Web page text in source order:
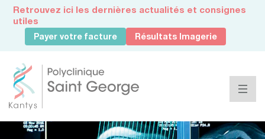
Retrouvez ici les dernières actualités et consignes
utiles
Payer votre facture Résultats Imagerie